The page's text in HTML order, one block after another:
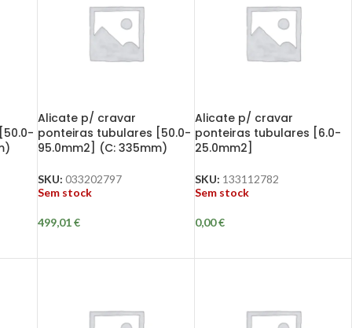
Alicate p/ cravar
ponteiras tubulares [50.0-
95.0mm2] (C: 335mm)
SKU:033202797
Sem stock
499,01€
Alicate p/ cravar
ponteiras tubulares [6.0-
25.0mm2]
SKU: 133112782
Sem stock
0,00€